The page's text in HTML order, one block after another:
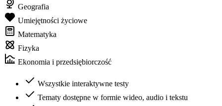
Geografia
Umiejętności życiowe
Matematyka
Fizyka
Ekonomia i przedsiębiorczość
Wszystkie interaktywne testy
Tematy dostępne w formie wideo, audio i tekstu